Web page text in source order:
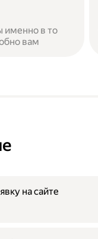
именно в то
вам
на сайте